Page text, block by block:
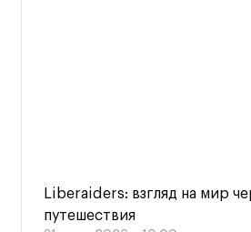
Liberaiders: взгляд на мир
путешествия